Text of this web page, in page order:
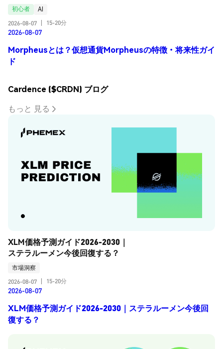
初心者
AI
2026-08-07
15-20分
2026-08-07
Morpheusとは？仮想通貨Morpheusの特徴・将来性ガイ
ド
Cardence ($CRDN) ブログ
もっと 見る
XLM価格予測ガイド2026-2030｜
ステラルーメン今後回復する？
市場洞察
2026-08-07
15-20分
2026-08-07
XLM価格予測ガイド2026-2030｜ステラルーメン今後回
復する？